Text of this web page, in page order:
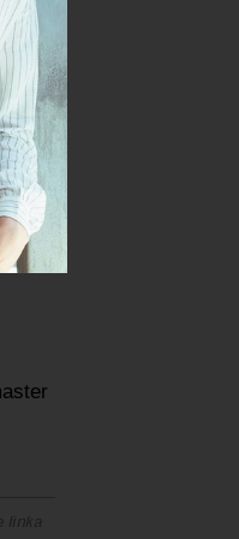
i
linka